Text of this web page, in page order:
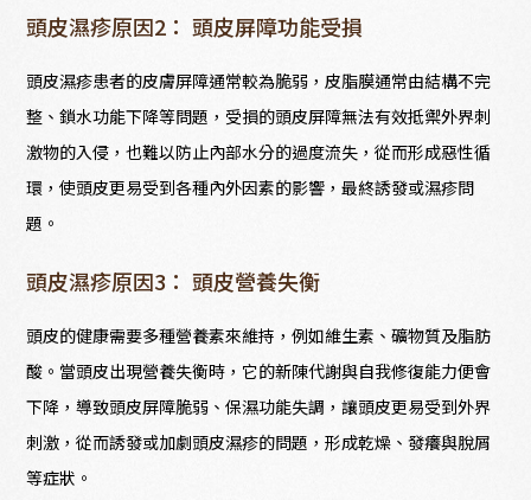
頭皮濕疹原因2： 頭皮屏障功能受損
頭皮濕疹患者的皮膚屏障通常較為脆弱，皮脂膜通常由結構不完
整、鎖水功能下降等問題，受損的頭皮屏障無法有效抵禦外界刺
激物的入侵，也難以防止內部水分的過度流失，從而形成惡性循
環，使頭皮更易受到各種內外因素的影響，最終誘發或濕疹問
題。
頭皮濕疹原因3： 頭皮營養失衡
頭皮的健康需要多種營養素來維持，例如維生素、礦物質及脂肪
酸。當頭皮出現營養失衡時，它的新陳代謝與自我修復能力便會
下降，導致頭皮屏障脆弱、保濕功能失調，讓頭皮更易受到外界
刺激，從而誘發或加劇頭皮濕疹的問題，形成乾燥、發癢與脫屑
等症狀。